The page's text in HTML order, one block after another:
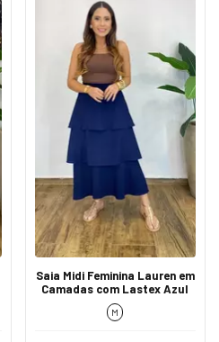
Saia Midi Feminina Lauren em
Camadas com Lastex Azul
M